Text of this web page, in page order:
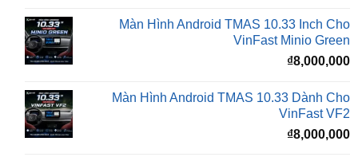
₫8,000,000
Màn Hình Android TMAS 10.33 Dành Cho
₫8,000,000
Màn hình Cluster Android TMAS T600 Dành
Cho VinFast VF3